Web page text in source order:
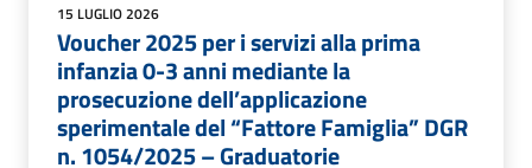
15 LUGLIO 2026
Voucher 2025 per i servizi alla prima
infanzia 0-3 anni mediante la
prosecuzione dell’applicazione
sperimentale del “Fattore Famiglia” DGR
n. 1054/2025 – Graduatorie